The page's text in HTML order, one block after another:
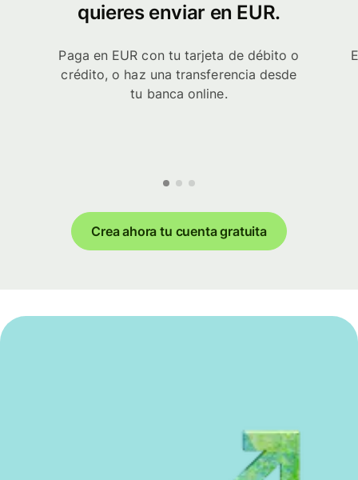
quieres enviar en EUR.
Paga en EUR con tu tarjeta de débito o
crédito, o haz una transferencia desde
tu banca online.
Crea ahora tu cuenta gratuita